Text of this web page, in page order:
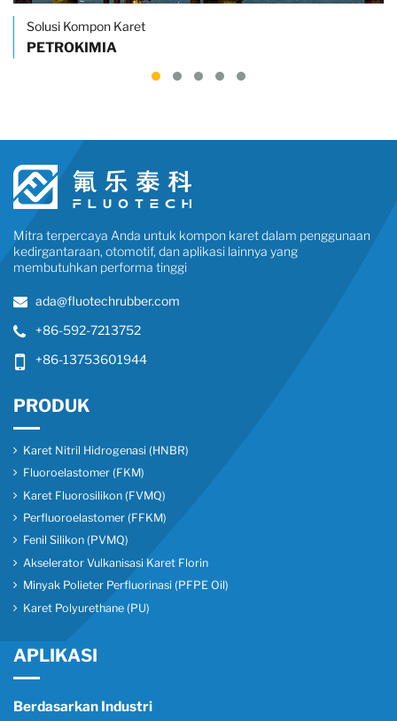
Solusi Kompon Karet
PETROKIMIA
Mitra terpercaya Anda untuk kompon karet dalam penggunaan
kedirgantaraan, otomotif, dan aplikasi lainnya yang
membutuhkan performa tinggi
ada@fluotechrubber.com
+86-592-7213752
+86-13753601944
PRODUK
Karet Nitril Hidrogenasi (HNBR)
Fluoroelastomer (FKM)
Karet Fluorosilikon (FVMQ)
Perfluoroelastomer (FFKM)
Fenil Silikon (PVMQ)
Akselerator Vulkanisasi Karet Florin
Minyak Polieter Perfluorinasi (PFPE Oil)
Karet Polyurethane (PU)
APLIKASI
Berdasarkan Industri